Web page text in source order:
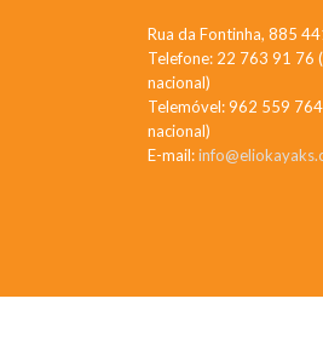
Rua da Fontinha, 885
Telefone: 22 763 91 76
nacional)
Telemóvel: 962 559
nacional)
E-mail: